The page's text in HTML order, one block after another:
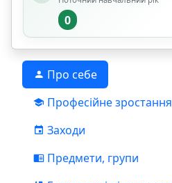
0
Про себе
Професійне зростання
Заходи
Предмети, групи